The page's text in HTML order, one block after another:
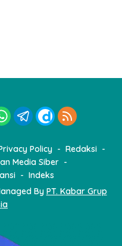
Policy
Redaksi
Media Siber
Indeks
By PT. Kabar Grup